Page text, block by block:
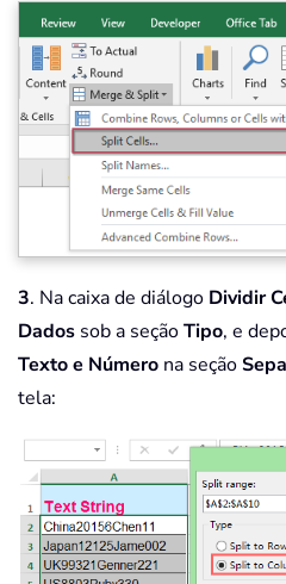
3. Na caixa de diálogo Dividir
Dados sob a seçãoTipo, e
Texto e Número na seção
tela: